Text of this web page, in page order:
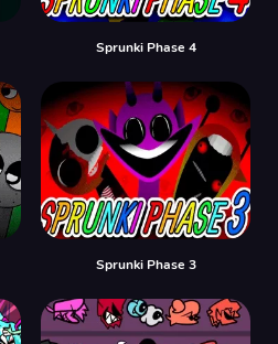
Sprunki Phase 4
Sprunki Phase 3